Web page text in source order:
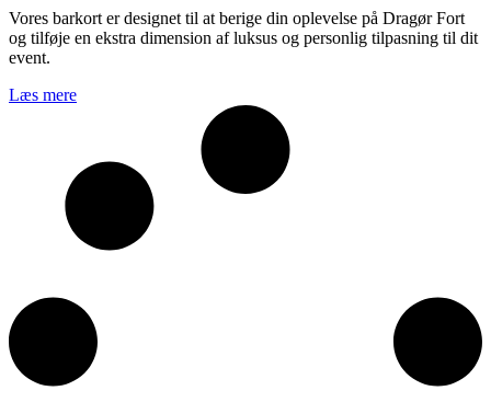
Vores barkort er designet til at berige din oplevelse på Dragør Fort
og tilføje en ekstra dimension af luksus og personlig tilpasning til dit
event.
Læs mere